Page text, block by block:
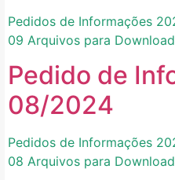
Pedidos de Informações
09 Arquivos para
Pedido de
08/2024
Pedidos de Informações
08 Arquivos para